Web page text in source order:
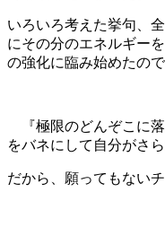
いろいろ考えた挙句、
にその分のエネルギー
の強化に臨み始めたので
『極限のどんぞこに
をバネにして自分がさ
だから、願ってもない